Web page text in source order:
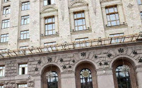
#Київ #коронавірус